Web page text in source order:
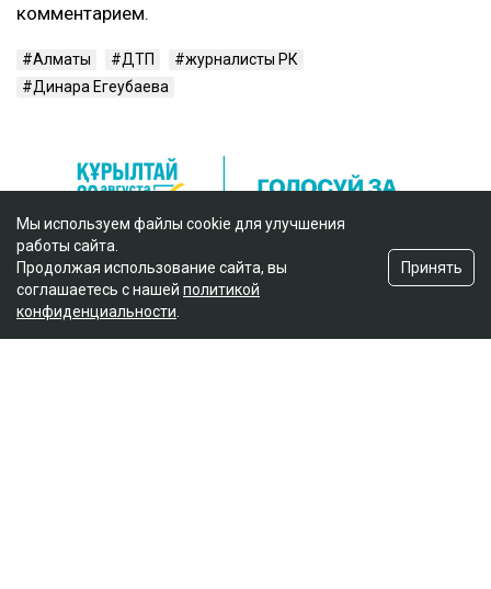
комментарием.
Алматы ДТП
журналисты РК
Динара Егеубаева
Мы используем файлы cookie для улучшения
работы сайта.
Продолжая использование сайта, вы
соглашаетесь с нашей политикой
конфиденциальности
Принять